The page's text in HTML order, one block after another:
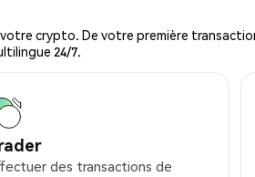
crypto. De votre première
24/7.
des transactions de